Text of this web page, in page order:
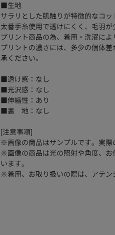
■生地
サラリとした肌触りが特徴的なコッ
太番手糸使用で透けにくく、毛羽が
プリント商品の為、着用・洗濯によ
プリントの濃さには、多少の個体
承ください。
■透け感：なし
■光沢感：なし
■伸縮性：あり
■裏 地：なし
[注意事項]
※画像の商品はサンプルです。実際
※画像の商品は光の照射や角度、
います。
※着用、お取り扱いの際は、アテン